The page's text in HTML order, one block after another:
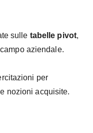
sulle tabelle pivot,
aziendale.
per
nozioni acquisite.